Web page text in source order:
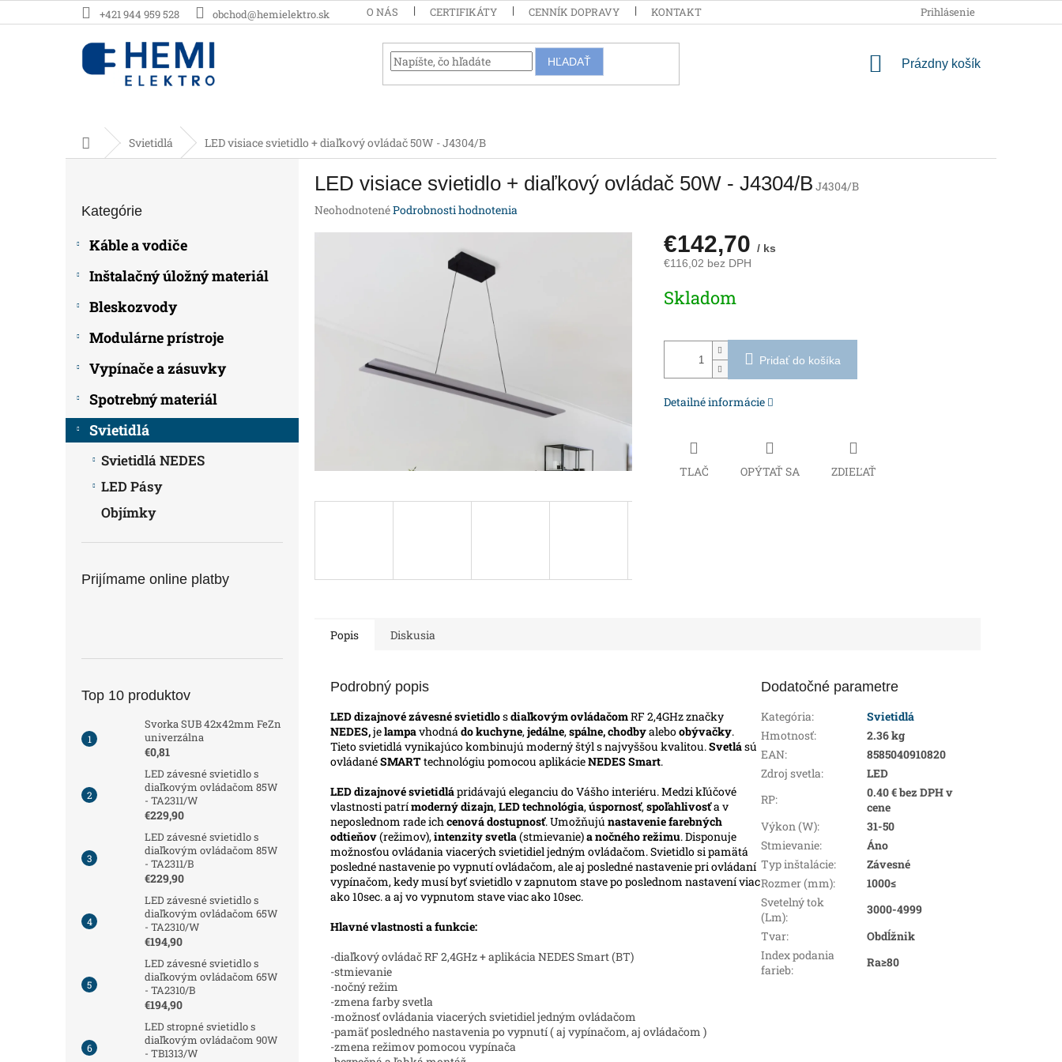
na
+421 944 959 528 obchod@hemielektro.sk O NÁS CERTIFIKÁTY CENNÍK DOPRAVY KONTAKT PODMIENKY OCHRANY
Prihlásenie
HĽADAŤ
NÁKUPNÝ
Prázdny košík
DomovSvietidlá LED visiace svietidlo + diaľkový ovládač 50W - J4304/B
kategórie
Kategórie
Káble a vodiče
Inštalačný úložný materiál
Bleskozvody
Modulárne prístroje
Vypínače a zásuvky
Spotrebný materiál
Svietidlá
Svietidlá NEDES
LED Pásy
Objímky
Prijímame online platby
Top 10 produktov
Svorka SUB 42x42mm FeZn
univerzálna
€0,81
LED závesné svietidlo s
diaľkovým ovládačom 85W
- TA2311/W
€229,90
LED závesné svietidlo s
diaľkovým ovládačom 85W
- TA2311/B
€229,90
LED závesné svietidlo s
diaľkovým ovládačom 65W
- TA2310/W
€194,90
LED závesné svietidlo s
diaľkovým ovládačom 65W
- TA2310/B
€194,90
LED stropné svietidlo s
diaľkovým ovládačom 90W
- TB1313/W
LED visiace svietidlo + diaľkový ovládač 50W - J4304/B J4304/B
Priemerné
NeohodnotenéPodrobnosti hodnotenia
€142,70 / ks
€116,02 bez DPH
cena:
Skladom
Pridať do košíka
Detailné informácie
TLAČ OPÝTAŤ SA ZDIEĽAŤ
Popis Diskusia
Podrobný popis
LED dizajnové závesné svietidlosdiaľkovým ovládačomRF 2,4GHz značky
NEDES,jelampavhodná do kuchyne, jedálne, spálne, chodbyaleboobývačky.
Tieto svietidlá vynikajúco kombinujú moderný štýl s najvyššou kvalitou.Svetlású
ovládanéSMARTtechnológiu pomocou aplikácieNEDES Smart.
LEDdizajnové svietidlápridávajú eleganciu do Vášho interiéru. Medzi kľúčové
vlastnosti patrímoderný dizajn, LED technológia, úspornosť, spoľahlivosťa v
neposlednom rade ich cenová dostupnosť. Umožňujú nastavenie farebných
odtieňov(režimov), intenzity svetla(stmievanie)a nočného režimu. Disponuje
možnosťou ovládania viacerých svietidiel jedným ovládačom. Svietidlo si pamätá
posledné nastavenie po vypnutí ovládačom, ale aj posledné nastavenie pri ovládaní
vypínačom, kedy musí byť svietidlo v zapnutom stave po poslednom nastavení viac
ako 10sec. a aj vo vypnutom stave viac ako 10sec.
Hlavné vlastnosti a funkcie:
-diaľkový ovládač RF 2,4GHz + aplikácia NEDES Smart (BT)
-stmievanie
-nočný režim
-zmena farby svetla
-možnosť ovládania viacerých svietidiel jedným ovládačom
-pamäť posledného nastavenia po vypnutí ( aj vypínačom, aj ovládačom )
-zmena režimov pomocou vypínača
Dodatočné parametre
Kategória:
Svietidlá
Hmotnosť:
2.36 kg
EAN:
8585040910820
Zdroj svetla:
LED
RP:
0.40 € bez DPH v
cene
Výkon (W):
31-50
Stmievanie:
Áno
Typ inštalácie:
Závesné
Rozmer (mm):
1000≤
Svetelný tok
(Lm):
3000-4999
Tvar:
Obdĺžnik
Index podania
farieb:
Ra≥80